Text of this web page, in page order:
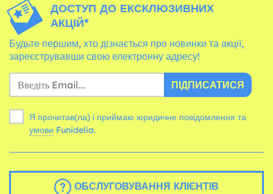
ДОСТУП ДО ЕКСКЛЮЗИВНИХ
АКЦІЙ*
Будьте першим, хто дізнається про новинки та акції,
зареєструвавши свою електронну адресу!
ПІДПИСАТИСЯ
Я прочитав(ла) і приймаю юридичне повідомлення та
умови Funidelia.
ОБСЛУГОВУВАННЯ КЛІЄНТІВ